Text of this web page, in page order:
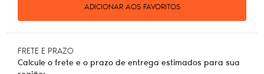
ADICIONAR AOS FAVORITOS
FRETE E PRAZO
Calcule o frete e o prazo de entrega estimados para sua